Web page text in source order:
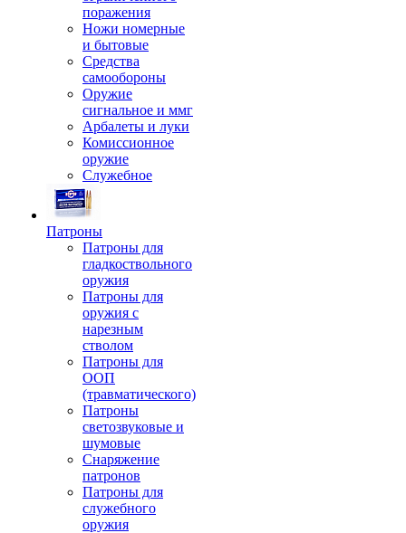
поражения
Ножи номерные
и бытовые
Средства
самообороны
Оружие
сигнальное и ммг
Арбалеты и луки
Комиссионное
оружие
Служебное
Патроны
Патроны для
гладкоствольного
оружия
Патроны для
оружия с
нарезным
стволом
Патроны для
ООП
(травматического)
Патроны
светозвуковые и
шумовые
Снаряжение
патронов
Патроны для
служебного
оружия